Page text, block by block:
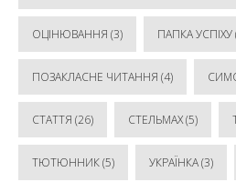
ОЦІНЮВАННЯ (3) ПАПКА УСПІХУ
ПОЗАКЛАСНЕ ЧИТАННЯ (4)
СТАТТЯ (26) СТЕЛЬМАХ(5)
ТЮТЮННИК(5) УКРАЇНКА(3)